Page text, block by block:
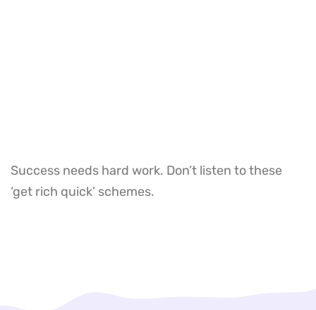
Success needs hard work. Don’t listen to these
‘get rich quick’ schemes.